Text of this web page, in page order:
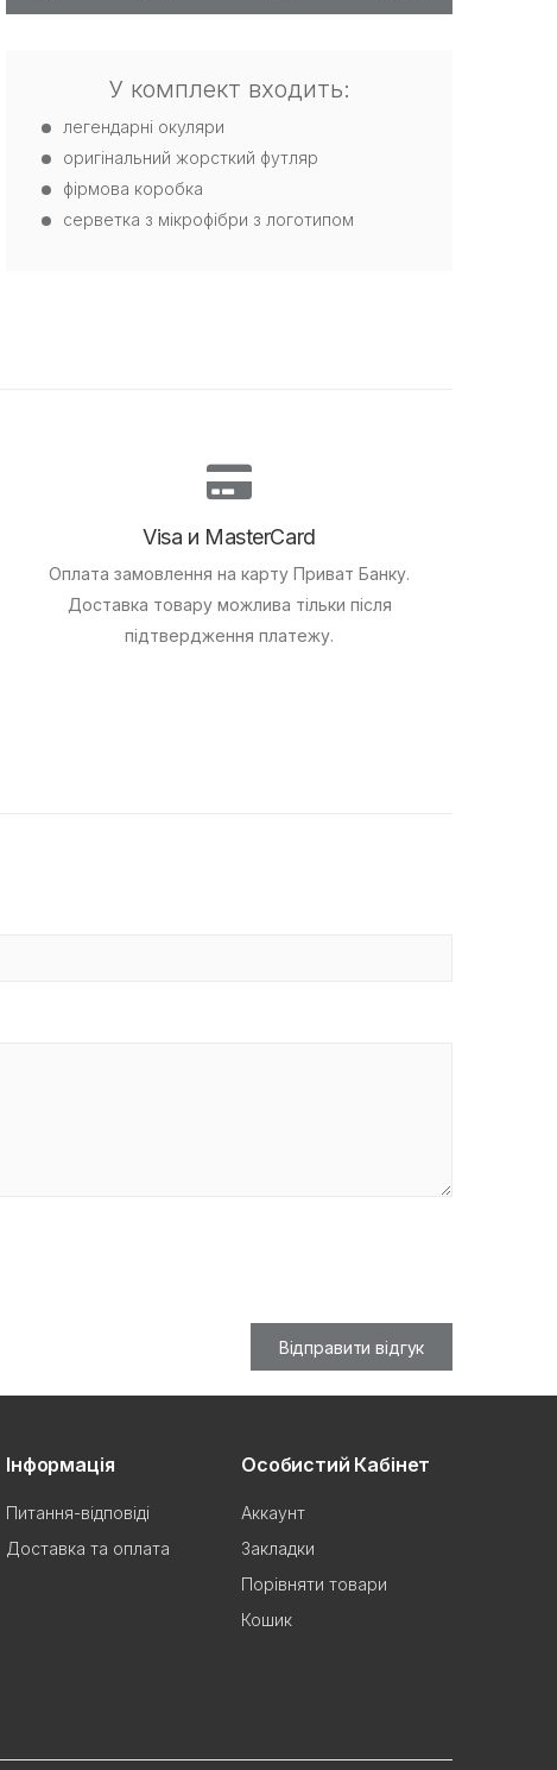
У комплект входить:
легендарні окуляри
оригінальний жорсткий футляр
фірмова коробка
серветка з мікрофібри з логотипом
Visa и MasterCard
Оплата замовлення на карту Приват Банку.
Доставка товару можлива тільки після
підтвердження платежу.
Відправити відгук
Інформація
Питання-відповіді
Доставка та оплата
Особистий Кабінет
Аккаунт
Закладки
Порівняти товари
Кошик